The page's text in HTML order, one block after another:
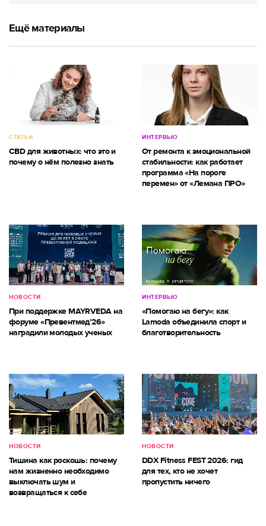
Ещё материалы
СТАТЬИ
CBD для животных: что это и
почему о нём полезно знать
ИНТЕРВЬЮ
От ремонта к эмоциональной
стабильности: как работает
программа «На пороге
перемен» от «Лемана ПРО»
НОВОСТИ
При поддержке MAYRVEDA на
форуме «Превентмед’26»
наградили молодых ученых
ИНТЕРВЬЮ
«Помогаю на бегу»: как
Lamoda объединила спорт и
благотворительность
НОВОСТИ
Тишина как роскошь: почему
нам жизненно необходимо
выключать шум и
возвращаться к себе
НОВОСТИ
DDX Fitness FEST 2026: гид
для тех, кто не хочет
пропустить ничего